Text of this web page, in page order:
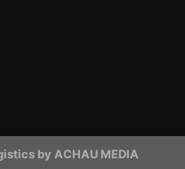
by ACHAU MEDIA